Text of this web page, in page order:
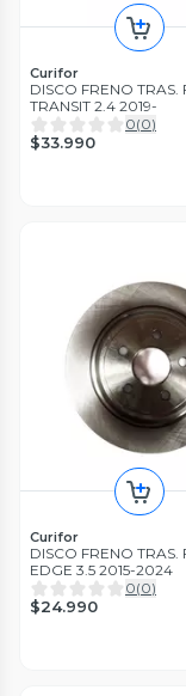
Curifor
DISCO FRENO TRAS.
TRANSIT 2.4 2019-
0(0)
$33.990
Curifor
DISCO FRENO TRAS.
EDGE 3.5 2015-2024
0(0)
$24.990